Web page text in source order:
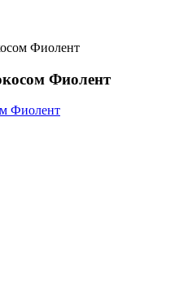
Фиолент
Фиолент